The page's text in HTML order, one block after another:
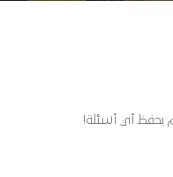
بحفظ أي أسئلة!